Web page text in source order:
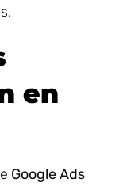
en
Google Ads